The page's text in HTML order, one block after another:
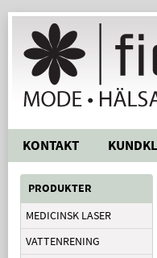
KONTAKT
PRODUKTER
MEDICINSK LASER
VATTENRENING